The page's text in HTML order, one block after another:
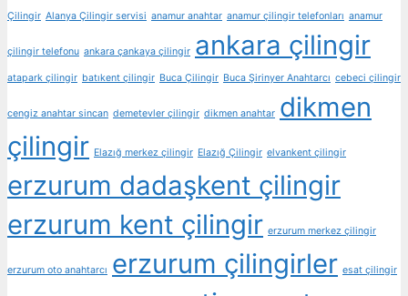
Çilingir Alanya Çilingir servisi anamur anahtar anamur çilingir telefonları anamur
çilingir telefonu ankara çankaya çilingir ankara çilingir
atapark çilingir batıkent çilingir Buca Çilingir Buca Şirinyer Anahtarcı cebeci çilingir
cengiz anahtar sincan demetevler çilingir dikmen anahtar dikmen
çilingir Elazığ merkez çilingir Elazığ Çilingir elvankent çilingir
erzurum dadaşkent çilingir
erzurum kent çilingir erzurum merkez çilingir
erzurum oto anahtarcı erzurum çilingirler esat çilingir